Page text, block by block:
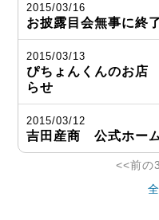
2015/03/16
お披露目会無事に終
2015/03/13
ぴちょんくんのお店
らせ
2015/03/12
吉田産商 公式ホー
<<前